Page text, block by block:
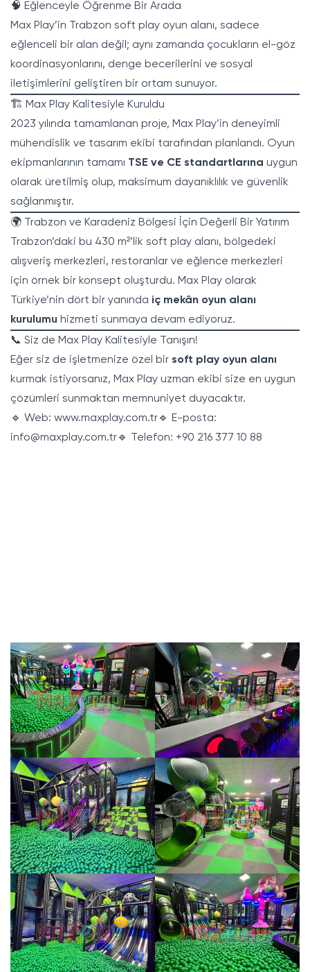
🧠 Eğlenceyle Öğrenme Bir Arada
Max Play’in Trabzon soft play oyun alanı, sadece
eğlenceli bir alan değil; aynı zamanda çocukların el-göz
koordinasyonlarını, denge becerilerini ve sosyal
iletişimlerini geliştiren bir ortam sunuyor.
🏗️ Max Play Kalitesiyle Kuruldu
2023 yılında tamamlanan proje, Max Play’in deneyimli
mühendislik ve tasarım ekibi tarafından planlandı. Oyun
ekipmanlarının tamamı TSE ve CE standartlarına uygun
olarak üretilmiş olup, maksimum dayanıklılık ve güvenlik
sağlanmıştır.
🌍 Trabzon ve Karadeniz Bölgesi İçin Değerli Bir Yatırım
Trabzon’daki bu 430 m²’lik soft play alanı, bölgedeki
alışveriş merkezleri, restoranlar ve eğlence merkezleri
için örnek bir konsept oluşturdu. Max Play olarak
Türkiye’nin dört bir yanında iç mekân oyun alanı
kurulumu hizmeti sunmaya devam ediyoruz.
📞 Siz de Max Play Kalitesiyle Tanışın!
Eğer siz de işletmenize özel bir soft play oyun alanı
kurmak istiyorsanız, Max Play uzman ekibi size en uygun
çözümleri sunmaktan memnuniyet duyacaktır.
🔹 Web: www.maxplay.com.tr🔹 E-posta:
info@maxplay.com.tr🔹 Telefon: +90 216 377 10 88